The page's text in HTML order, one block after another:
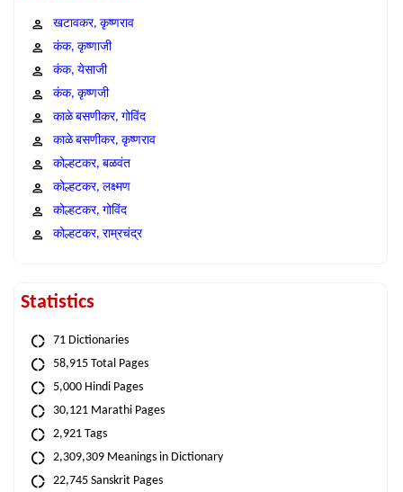
खटावकर, कृष्णराव
कंक, कृष्णाजी
कंक, येसाजी
कंक, कृष्णजी
काळे बसणीकर, गोविंद
काळे बसणीकर, कृष्णराव
कोल्हटकर, बळवंत
कोल्हटकर, लक्ष्मण
कोल्हटकर, गोविंद
कोल्हटकर, राम्रचंद्र
Statistics
71 Dictionaries
58,915 Total Pages
5,000 Hindi Pages
30,121 Marathi Pages
2,921 Tags
2,309,309 Meanings in Dictionary
22,745 Sanskrit Pages